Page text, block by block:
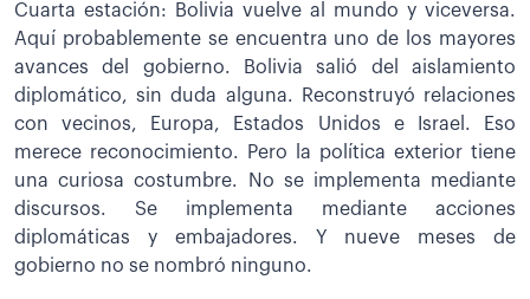
Cuarta estación: Bolivia vuelve al mundo y viceversa.
Aquí probablemente se encuentra uno de los mayores
avances del gobierno. Bolivia salió del aislamiento
diplomático, sin duda alguna. Reconstruyó relaciones
con vecinos, Europa, Estados Unidos e Israel. Eso
merece reconocimiento. Pero la política exterior tiene
una curiosa costumbre. No se implementa mediante
discursos. Se implementa mediante acciones
diplomáticas y embajadores. Y nueve meses de
gobierno no se nombró ninguno.